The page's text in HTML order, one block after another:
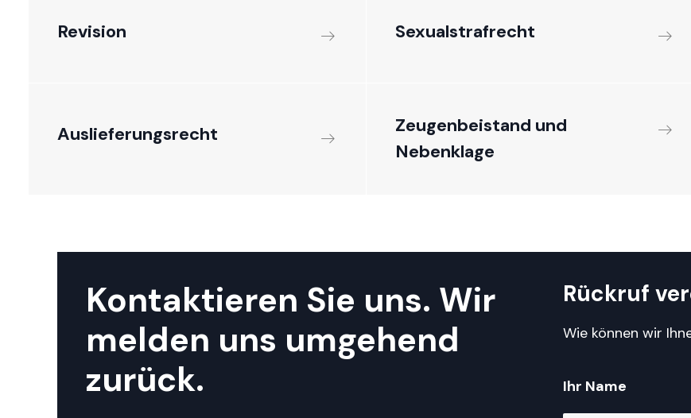
Revision Sexualstrafrecht
Auslieferungsrecht
Zeugenbeistand und
Nebenklage
Kontaktieren Sie uns. Wir
melden uns umgehend
zurück.
Rückruf
Wie können wir
Ihr Name